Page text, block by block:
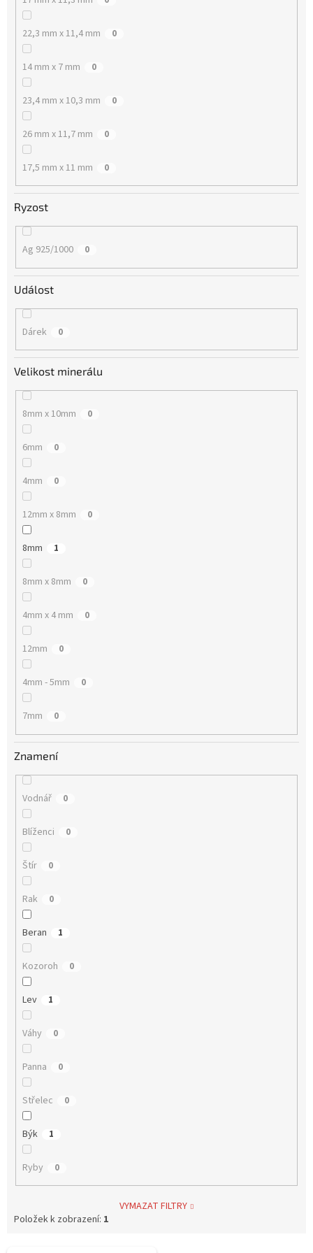
22,3 mm x 11,4 mm 0
14 mm x 7 mm 0
23,4 mm x 10,3 mm 0
26 mm x 11,7 mm 0
17,5 mm x 11 mm 0
Ryzost
Ag 925/1000 0
Událost
Dárek 0
Velikost minerálu
8mm x 10mm 0
6mm 0
4mm 0
12mm x 8mm 0
8mm 1
8mm x 8mm 0
4mm x 4 mm 0
12mm 0
4mm - 5mm 0
7mm 0
Znamení
Vodnář 0
Blíženci 0
Štír 0
Rak 0
Beran 1
Kozoroh 0
Lev 1
Váhy 0
Panna 0
Střelec 0
Býk 1
Ryby 0
VYMAZAT FILTRY
Položek k zobrazení: 1